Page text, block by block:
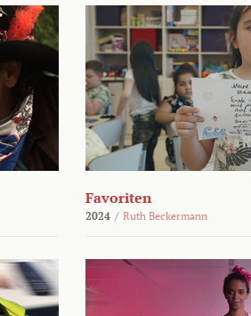
Favoriten
2024 / Ruth Beckermann